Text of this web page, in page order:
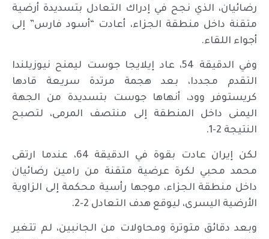
رضائيان، الذي نجح في إدراك التعادل بتسديدة أرضية
متقنة داخل منطقة الجزاء، أعادت “أسود فارس” إلى
أجواء اللقاء.
وفي الدقيقة 54، عاد إيلايجا جوست ليمنح نيوزيلندا
التقدم مجددا، بعد هجمة مرتدة سريعة قادها
كريستوفر وود، أنهاها جوست بتسديدة من الجهة
اليمنى داخل المنطقة إلى منتصف المرمى، لتصبح
النتيجة 2-1.
لكن إيران عادت بقوة في الدقيقة 64، عندما ارتقى
محمد محبي لكرة عرضية متقنة من رامين رضائيان
داخل منطقة الجزاء، موجها رأسية محكمة إلى الزاوية
الأرضية اليسرى، ليوقع هدف التعادل 2-2.
وبعد دقائق متوترة ومحاولات من الجانبين، لم تتغير